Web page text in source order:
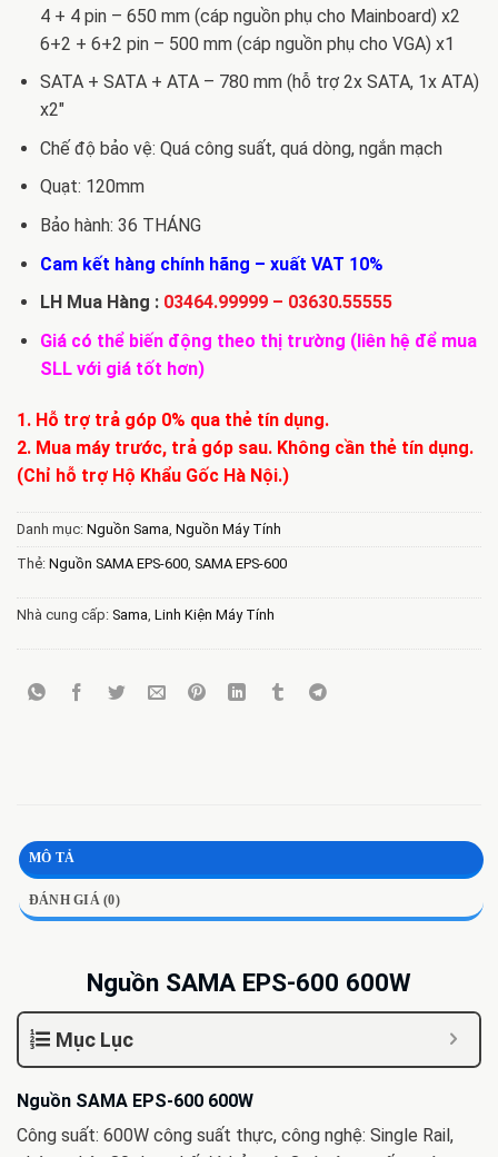
4 + 4 pin – 650 mm (cáp nguồn phụ cho Mainboard) x2
6+2 + 6+2 pin – 500 mm (cáp nguồn phụ cho VGA) x1
SATA + SATA + ATA – 780 mm (hỗ trợ 2x SATA, 1x ATA)
x2″
Chế độ bảo vệ: Quá công suất, quá dòng, ngắn mạch
Quạt: 120mm
Bảo hành: 36 THÁNG
Cam kết hàng chính hãng – xuất VAT 10%
LH Mua Hàng : 03464.99999– 03630.55555
Giá có thể biến động theo thị trường (liên hệ để mua
SLL với giá tốt hơn)
1. Hỗ trợ trả góp 0% qua thẻ tín dụng.
2. Mua máy trước, trả góp sau. Không cần thẻ tín dụng.
(Chỉ hỗ trợ Hộ Khẩu Gốc Hà Nội.)
Danh mục: Nguồn Sama, Nguồn Máy Tính
Thẻ: Nguồn SAMA EPS-600, SAMA EPS-600
Nhà cung cấp: Sama, Linh Kiện Máy Tính
MÔ TẢ
ĐÁNH GIÁ (0)
Nguồn SAMA EPS-600 600W
Mục Lục
Nguồn SAMA EPS-600 600W
Công suất: 600W công suất thực, công nghệ: Single Rail,